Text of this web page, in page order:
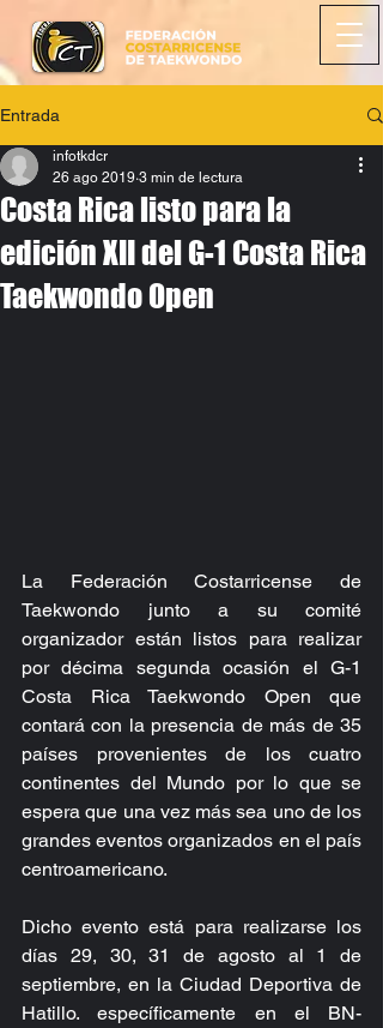
Entrada
Costa Rica listo para la
edición XII del G-1 Costa Rica
Taekwondo Open
infotkdcr
26 ago 2019 3 min de lectura
La Federación Costarricense de
Taekwondo junto a su comité
organizador están listos para realizar
por décima segunda ocasión el G-1
Costa Rica Taekwondo Open que
contará con la presencia de más de 35
países provenientes de los cuatro
continentes del Mundo por lo que se
espera que una vez más sea uno de los
grandes eventos organizados en el país
centroamericano.
Dicho evento está para realizarse los
días 29, 30, 31 de agosto al 1 de
septiembre, en la Ciudad Deportiva de
Hatillo. específicamente en el BN-